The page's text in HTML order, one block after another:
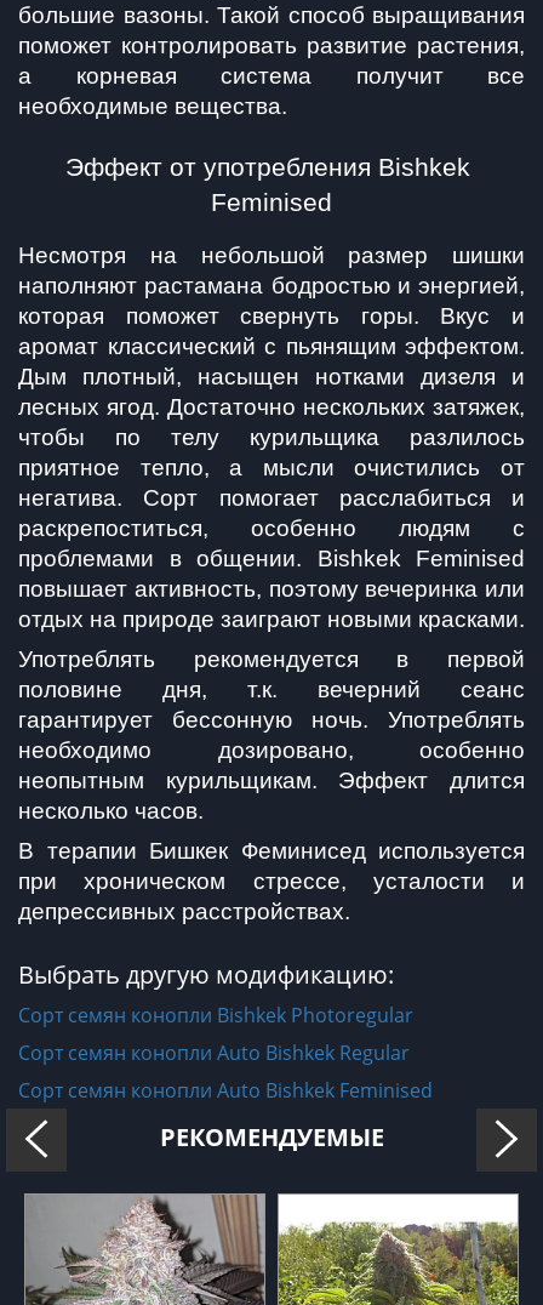
большие вазоны. Такой способ выращивания
поможет контролировать развитие растения,
а корневая система получит все
необходимые вещества.
Эффект от употребления Bishkek
Feminised
Несмотря на небольшой размер шишки
наполняют растамана бодростью и энергией,
которая поможет свернуть горы. Вкус и
аромат классический с пьянящим эффектом.
Дым плотный, насыщен нотками дизеля и
лесных ягод. Достаточно нескольких затяжек,
чтобы по телу курильщика разлилось
приятное тепло, а мысли очистились от
негатива. Сорт помогает расслабиться и
раскрепоститься, особенно людям с
проблемами в общении. Bishkek Feminised
повышает активность, поэтому вечеринка или
отдых на природе заиграют новыми красками.
Употреблять рекомендуется в первой
половине дня, т.к. вечерний сеанс
гарантирует бессонную ночь. Употреблять
необходимо дозировано, особенно
неопытным курильщикам. Эффект длится
несколько часов.
В терапии Бишкек Феминисед используется
при хроническом стрессе, усталости и
депрессивных расстройствах.
Выбрать другую модификацию:
Сорт семян конопли Bishkek Photoregular
Сорт семян конопли Auto Bishkek Regular
Сорт семян конопли Auto Bishkek Feminised
РЕКОМЕНДУЕМЫЕ